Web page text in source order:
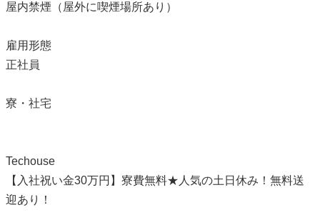
屋内禁煙（屋外に喫煙場所あり）
雇用形態
正社員
寮・社宅
Techouse
【入社祝い金30万円】寮費無料★人気の土日休み！無料送
迎あり！